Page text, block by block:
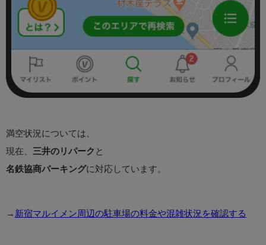
満空状況については、
現在、 三井のリパーク と
名鉄協商パーキングに対応しています。
→ 新宿マルイメン周辺の駐車場の料金や混雑状況を確認する